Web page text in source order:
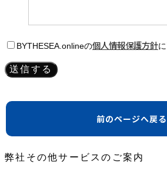
BYTHESEA.onlineの個人情報保護方針
前のページへ戻る
弊社その他サービスのご案内